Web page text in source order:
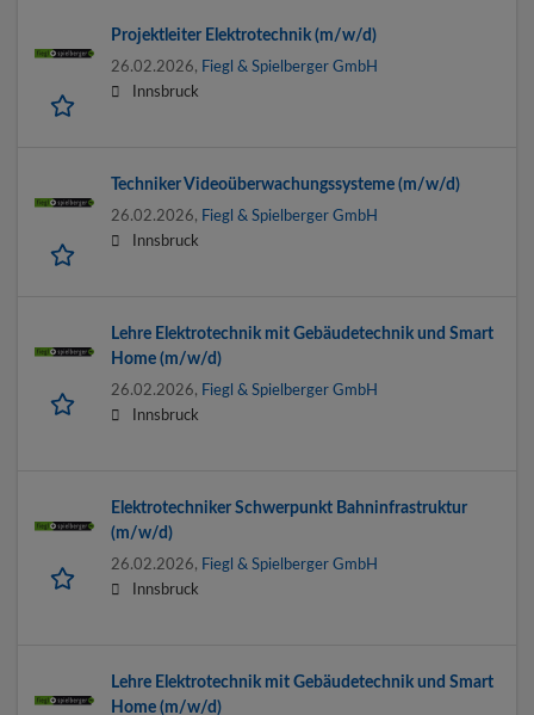
Projektleiter Elektrotechnik (m/w/d)
26.02.2026, Fiegl & Spielberger GmbH
Innsbruck
Techniker Videoüberwachungssysteme (m/w/d)
26.02.2026, Fiegl & Spielberger GmbH
Innsbruck
Lehre Elektrotechnik mit Gebäudetechnik und Smart
Home (m/w/d)
26.02.2026, Fiegl & Spielberger GmbH
Innsbruck
Elektrotechniker Schwerpunkt Bahninfrastruktur
(m/w/d)
26.02.2026, Fiegl & Spielberger GmbH
Innsbruck
Lehre Elektrotechnik mit Gebäudetechnik und Smart
Home (m/w/d)